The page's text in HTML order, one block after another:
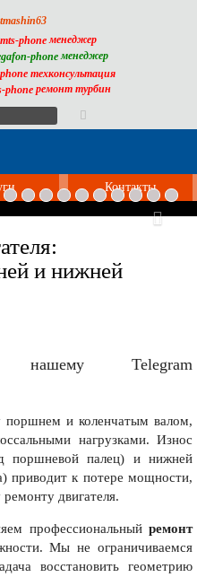
менеджер
менеджер
техконсультация
ремонт турбин
Контакты
и нижней
Telegram
и коленчатым валом,
нагрузками. Износ
поршневой палец) и нижней
приводит к потере мощности,
двигателя.
профессиональный ремонт
Мы не ограничиваемся
восстановить геометрию